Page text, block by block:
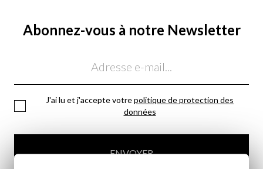
Abonnez-vous à notre Newsletter
J'ai lu et j'accepte votrepolitique de protection des
données
ENVOYER